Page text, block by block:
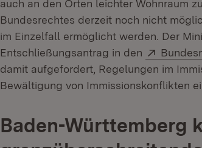
auch an den Orten leichter Wohnraum
Bundesrechtes derzeit noch nicht
im Einzelfall ermöglicht werden. Der
Entschließungsantrag in den
Extern:
damit aufgefordert, Regelungen im
Bewältigung von Immissionskonflikten
Baden-Württemberg